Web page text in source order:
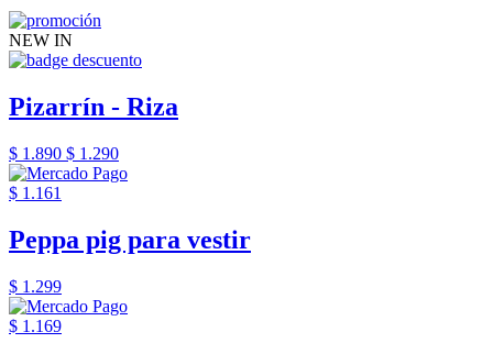
NEW IN
Pizarrín - Riza
$ 1.890 $ 1.290
$ 1.161
Peppa pig para vestir
$ 1.299
$ 1.169